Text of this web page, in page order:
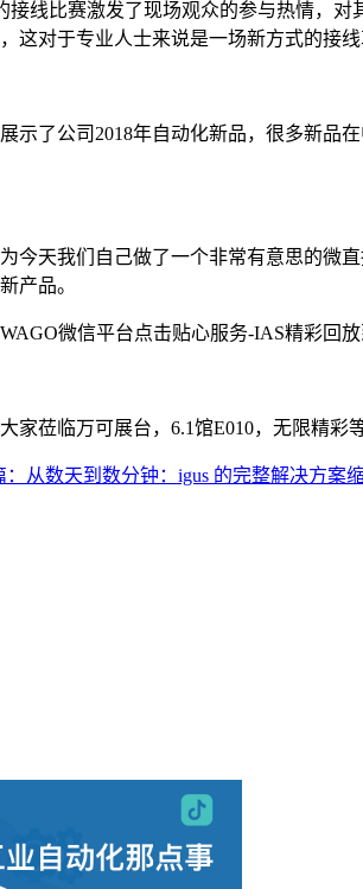
线比赛激发了现场观众的参与热情，
这对于专业人士来说是一场新方式的接线
示了公司2018年自动化新品，很多新
今天我们自己做了一个非常有意思的
产品。
WAGO微信平台点击贴心服务-IAS精彩回
莅临万可展台，6.1馆E010，无限精彩
：从数天到数分钟：igus 的完整解决方案